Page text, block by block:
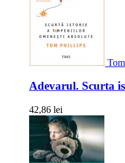
Adevarul. Scurta
42,86 lei